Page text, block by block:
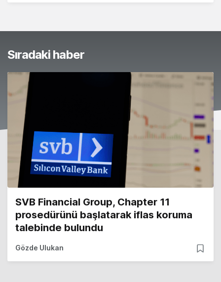
Sıradaki haber
SVB Financial Group, Chapter 11
prosedürünü başlatarak iflas koruma
talebinde bulundu
Gözde Ulukan